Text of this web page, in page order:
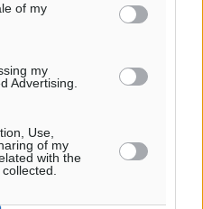
of my
my
Advertising.
Use,
of my
with the
από συλλογικές
της ΕΕ
ο Άδωνις Γεωργιάδης
αυξημένες πληρότητες